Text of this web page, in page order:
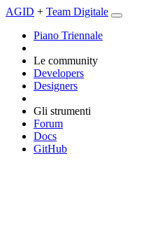
AGID + Team Digitale
Piano Triennale
Le community
Developers
Designers
Gli strumenti
Forum
Docs
GitHub